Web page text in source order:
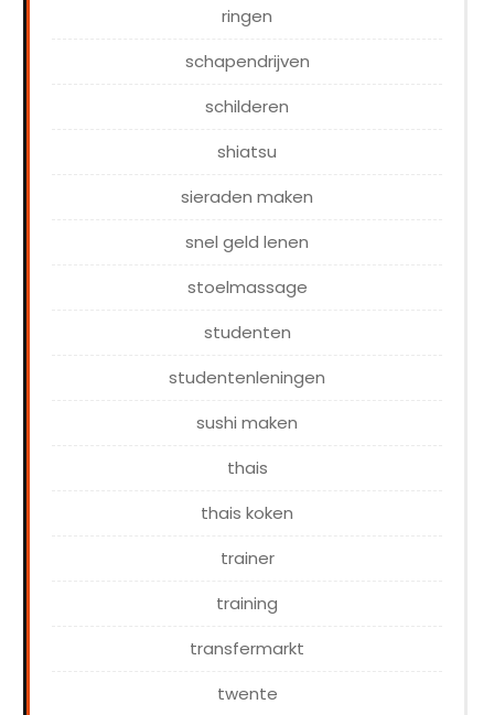
ringen
schapendrijven
schilderen
shiatsu
sieraden maken
snel geld lenen
stoelmassage
studenten
studentenleningen
sushi maken
thais
thais koken
trainer
training
transfermarkt
twente